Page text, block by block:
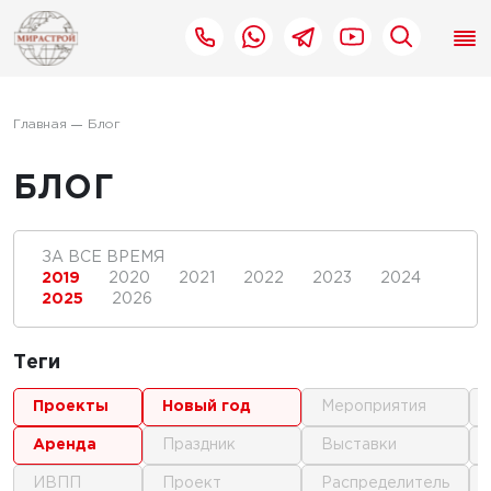
Главная Блог
БЛОГ
ЗА ВСЕ ВРЕМЯ
2019
2020 2021 2022 2023
2024
2025
2026
Теги
проекты
аренда
ИВПП
новый год
праздник
проект
мероприятия
выставки
распределитель